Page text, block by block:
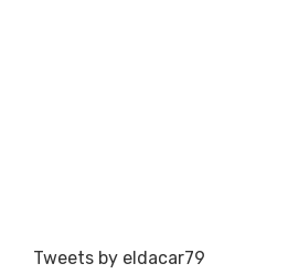
Tweets by eldacar79